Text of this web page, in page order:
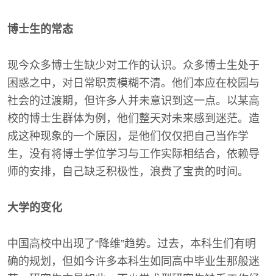
博士生的常态
现今众多博士生缺少对工作的认识。众多博士生处于
困惑之中，对日常职责模糊不清。他们本应在校园与
社会的过渡期，但许多人并未意识到这一点。以某高
校的博士生群体为例，他们整天对未来感到迷茫。造
成这种现象的一个原因，是他们仅仅把自己当作学
生，没有将博士学位学习与工作实际相结合，依赖导
师的安排，自己缺乏积极性，浪费了宝贵的时间。
大学的变化
中国高校中出现了“降维”趋势。过去，本科生们有明
确的规划，但如今许多本科生如同高中毕业生那般迷